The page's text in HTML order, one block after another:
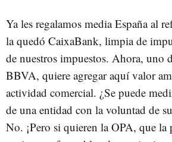
Ya les regalamos media España al
la quedó CaixaBank, limpia de
de nuestros impuestos. Ahora, uno
BBVA, quiere agregar aquí valor
actividad comercial. ¿Se puede
de una entidad con la voluntad de
No. ¡Pero si quieren la OPA, que la